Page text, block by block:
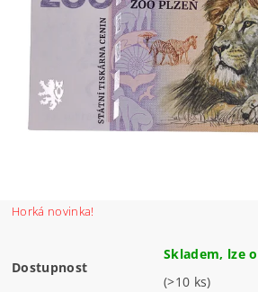
Horká novinka!
Dostupnost
(>10 ks)